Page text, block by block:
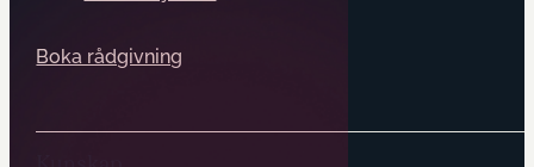
Boka rådgivning